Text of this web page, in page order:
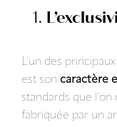
1.
L’un des
est son caractère
standards que
fabriquée par un